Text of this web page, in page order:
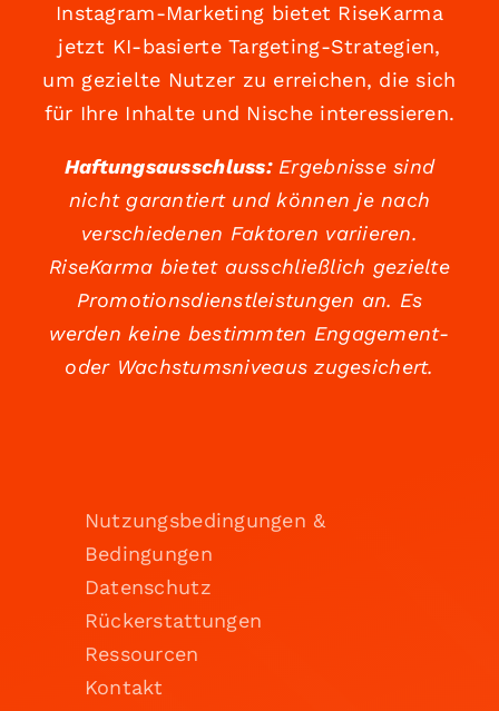
Instagram-Marketing bietet RiseKarma
jetzt KI-basierte Targeting-Strategien,
um gezielte Nutzer zu erreichen, die sich
für Ihre Inhalte und Nische interessieren.
Haftungsausschluss:Ergebnisse sind
nicht garantiert und können je nach
verschiedenen Faktoren variieren.
RiseKarma bietet ausschließlich gezielte
Promotionsdienstleistungen an. Es
werden keine bestimmten Engagement-
oder Wachstumsniveaus zugesichert.
Nutzungsbedingungen &
Bedingungen
Datenschutz
Rückerstattungen
Ressourcen
Kontakt